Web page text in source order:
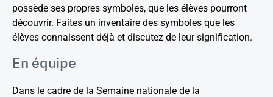
possède ses propres symboles, que les élèves pourront
découvrir. Faites un inventaire des symboles que les
élèves connaissent déjà et discutez de leur signification.
En équipe
Dans le cadre de la Semaine nationale de la